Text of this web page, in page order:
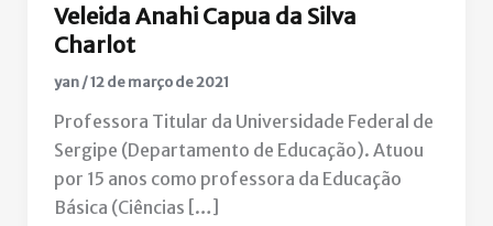
Veleida Anahi Capua da Silva
Charlot
yan/12 de março de 2021
Professora Titular da Universidade Federal de
Sergipe (Departamento de Educação). Atuou
por 15 anos como professora da Educação
Básica (Ciências […]